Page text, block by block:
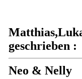
geschrieben :
Neo & Nelly